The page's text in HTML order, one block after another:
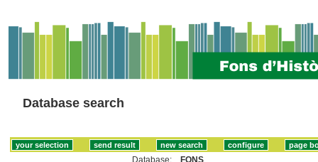
Database search
Database:
FONS